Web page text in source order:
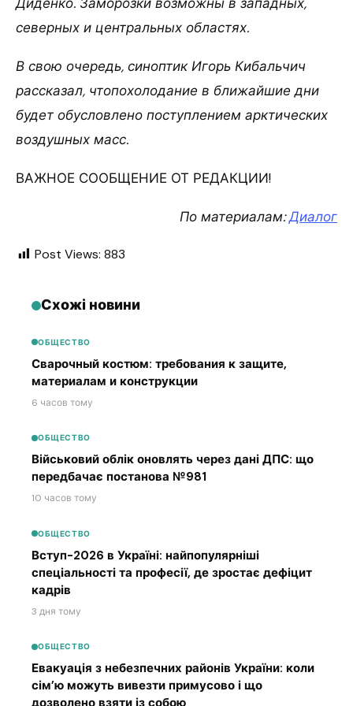
северных и центральных областях.
В свою очередь, синоптик Игорь Кибальчич
рассказал, чтопохолодание в ближайшие дни
будет обусловлено поступлением арктических
воздушных масс.
ВАЖНОЕ СООБЩЕНИЕ ОТ РЕДАКЦИИ!
По материалам:Диалог
Post Views: 883
Схожі новини
ОБЩЕСТВО
Сварочный костюм: требования к защите,
материалам и конструкции
6 часов тому
ОБЩЕСТВО
Військовий облік оновлять через дані ДПС: що
передбачає постанова №981
10 часов тому
ОБЩЕСТВО
Вступ-2026 в Україні: найпопулярніші
спеціальності та професії, де зростає дефіцит
кадрів
3 дня тому
ОБЩЕСТВО
Евакуація з небезпечних районів України: коли
сім’ю можуть вивезти примусово і що